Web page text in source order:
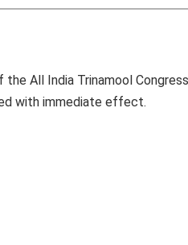
All India Trinamool
with immediate effect.